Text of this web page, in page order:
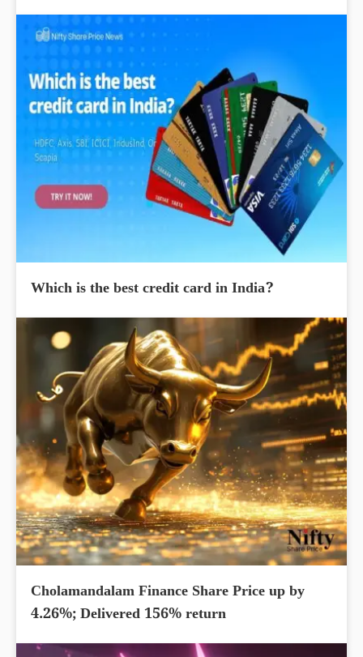
Which is the best credit card in India?
Cholamandalam Finance Share Price up by
4.26%; Delivered 156% return